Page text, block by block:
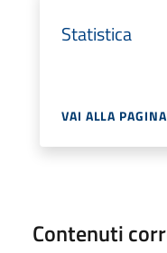
Statistica
VAI ALLA PAGINA
Contenuti